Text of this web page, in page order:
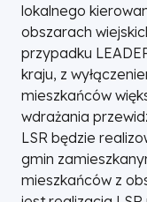
lokalnego
obszarach
przypadku
kraju, z
mieszkańców
wdrażania
LSR będzie
gmin
mieszkańców z